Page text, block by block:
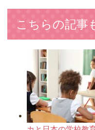
こちらの記事